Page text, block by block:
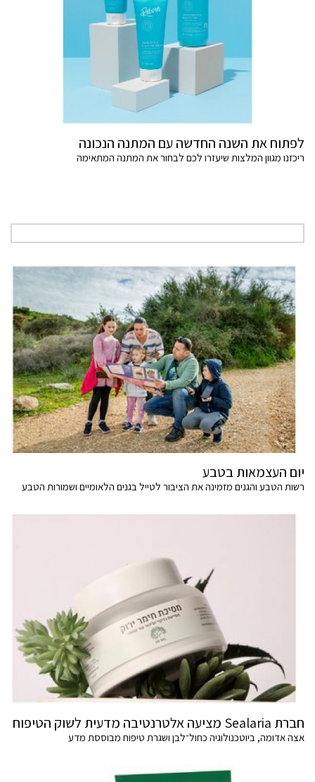
לפתוח את השנה החדשה עם המתנה הנכונה
ריכזנו מגוון המלצות שיעזרו לכם לבחור את המתנה המתאימה
יום העצמאות בטבע
רשות הטבע והגנים מזמינה את הציבור לטייל בגנים הלאומיים ושמורות הטבע
חברת Sealaria מציעה אלטרנטיבה מדעית לשוק הטיפוח
אצה אדומה, ביוטכנולוגיה כחול־לבן ושגרת טיפוח מבוססת מדע